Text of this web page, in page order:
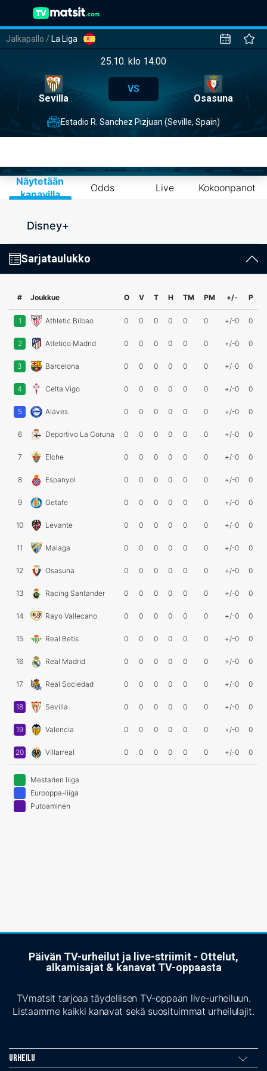
Jalkapallo / La Liga
25.10. klo 14.00
Sevilla
VS
Osasuna
Estadio R. Sanchez Pizjuan (Seville, Spain)
Näytetään
kanavilla
Odds Live Kokoonpanot
Disney+
Sarjataulukko
# Joukkue O V T H TM PM +/- P
1 Athletic Bilbao 0 0 0 0 0 0 +/-0 0
2 Atletico Madrid 0 0 0 0 0 0 +/-0 0
3 Barcelona 0 0 0 0 0 0 +/-0 0
4 Celta Vigo 0 0 0 0 0 0 +/-0 0
5 Alaves 0 0 0 0 0 0 +/-0 0
6 Deportivo La Coruna 0 0 0 0 0 0 +/-0 0
7 Elche 0 0 0 0 0 0 +/-0 0
8 Espanyol 0 0 0 0 0 0 +/-0 0
9 Getafe 0 0 0 0 0 0 +/-0 0
10 Levante 0 0 0 0 0 0 +/-0 0
11 Malaga 0 0 0 0 0 0 +/-0 0
12 Osasuna 0 0 0 0 0 0 +/-0 0
13 Racing Santander 0 0 0 0 0 0 +/-0 0
14 Rayo Vallecano 0 0 0 0 0 0 +/-0 0
15 Real Betis 0 0 0 0 0 0 +/-0 0
16 Real Madrid 0 0 0 0 0 0 +/-0 0
17 Real Sociedad 0 0 0 0 0 0 +/-0 0
18 Sevilla 0 0 0 0 0 0 +/-0 0
19 Valencia 0 0 0 0 0 0 +/-0 0
20 Villarreal 0 0 0 0 0 0 +/-0 0
Mestarien liiga
Eurooppa-liiga
Putoaminen
Päivän TV-urheilut ja live-striimit - Ottelut,
alkamisajat & kanavat TV-oppaasta
TVmatsit tarjoaa täydellisen TV-oppaan live-urheiluun.
Listaamme kaikki kanavat sekä suosituimmat urheilulajit.
Urheilu